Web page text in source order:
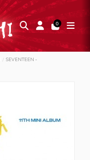
0
SEVENTEEN -